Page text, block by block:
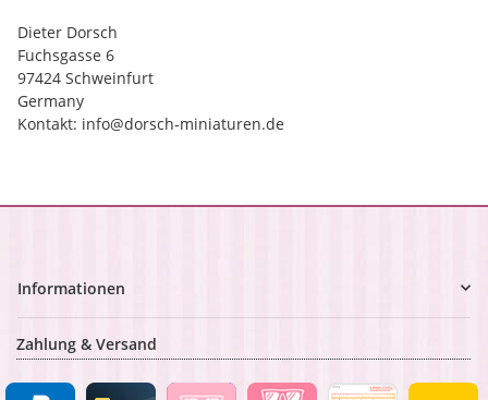
Dieter Dorsch
Fuchsgasse 6
97424 Schweinfurt
Germany
Kontakt: info@dorsch-miniaturen.de
Informationen
Zahlung & Versand